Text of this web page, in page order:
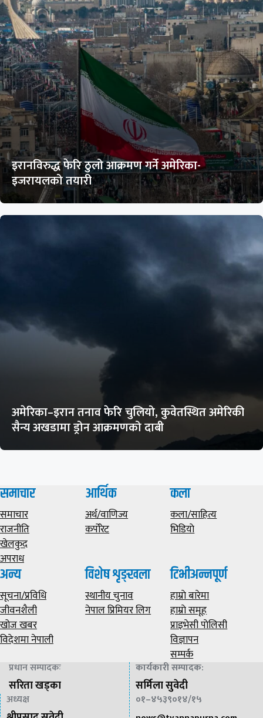
इरानविरुद्ध फेरि ठुलो आक्रमण गर्ने अमेरिका-
इजरायलको तयारी
अमेरिका–इरान तनाव फेरि चुलियो, कुवेतस्थित अमेरिकी
सैन्य अखडामा ड्रोन आक्रमणको दाबी
समाचार
समाचार
राजनीति
खेलकुद
अपराध
आर्थिक
अर्थ/वाणिज्य
कर्पोरेट
कला
कला/साहित्य
भिडियाे
अन्य
सूचना/प्रविधि
जीवनशैली
खोज खबर
विदेशमा नेपाली
विशेष शृङ्खला
स्थानीय चुनाव
नेपाल प्रिमियर लिग
टिभीअन्नपूर्ण
हाम्राे बारेमा
हाम्राे समूह
प्राइभेसी पाेलिसी
विज्ञापन
सम्पर्क
प्रधान सम्पादकः
सरिता खड्का
कार्यकारी सम्पादक:
सर्मिला सुवेदी
अध्यक्ष ०१–४५३९०१४/१५